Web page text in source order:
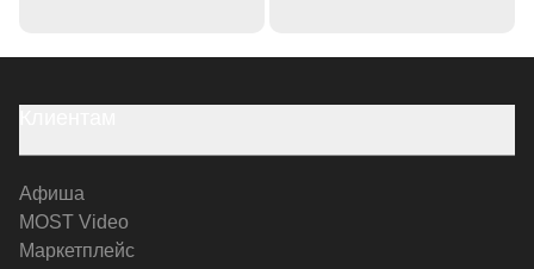
Афиша
MOST Video
Маркетплейс